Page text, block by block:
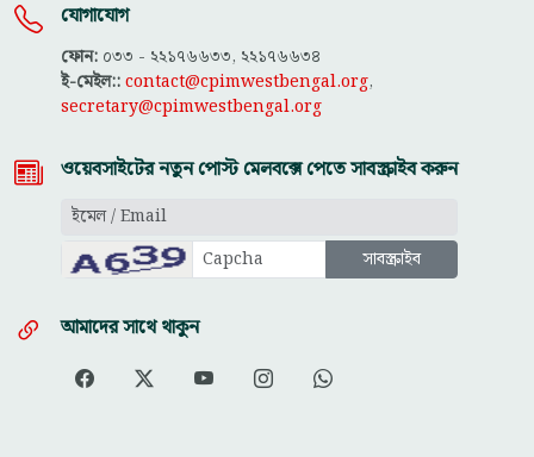
যোগাযোগ
ফোন: ০৩৩ - ২২১৭৬৬৩৩, ২২১৭৬৬৩৪
ই-মেইল::contact@cpimwestbengal.org,
secretary@cpimwestbengal.org
ওয়েবসাইটের নতুন পোস্ট মেলবক্সে পেতে সাবস্ক্রাইব করুন
আমাদের সাথে থাকুন